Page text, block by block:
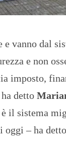
vanno dal
e non
imposto,
detto
il sistema
– ha